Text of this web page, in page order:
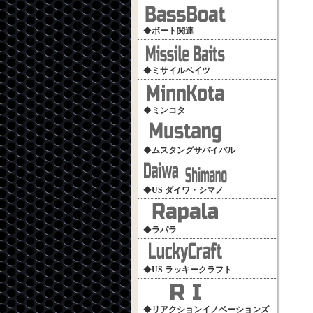
◆ボート関連
◆ ミサイルベイツ
◆ ミンコタ
◆ムスタングサバイバル
◆US ダイワ・シマノ
◆ラパラ
◆US ラッキークラフト
◆リアクションイノベーションズ